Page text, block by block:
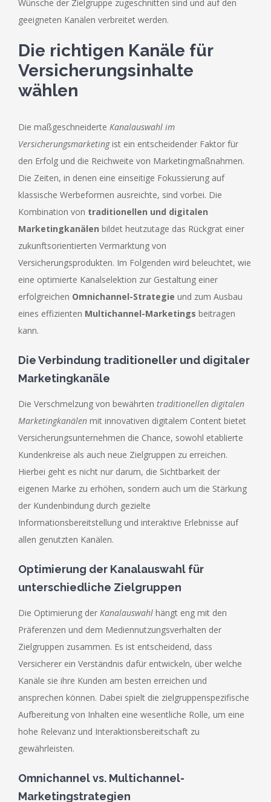
Wünsche der Zielgruppe zugeschnitten sind und auf den
geeigneten Kanälen verbreitet werden.
Die richtigen Kanäle für
Versicherungsinhalte
wählen
Die maßgeschneiderte Kanalauswahl im
Versicherungsmarketingist ein entscheidender Faktor für
den Erfolg und die Reichweite von Marketingmaßnahmen.
Die Zeiten, in denen eine einseitige Fokussierung auf
klassische Werbeformen ausreichte, sind vorbei. Die
Kombination von traditionellen und digitalen
Marketingkanälen bildet heutzutage das Rückgrat einer
zukunftsorientierten Vermarktung von
Versicherungsprodukten. Im Folgenden wird beleuchtet, wie
eine optimierte Kanalselektion zur Gestaltung einer
erfolgreichen Omnichannel-Strategie und zum Ausbau
eines effizienten Multichannel-Marketings beitragen
kann.
Die Verbindung traditioneller und digitaler
Marketingkanäle
Die Verschmelzung von bewährten traditionellen digitalen
Marketingkanälen mit innovativen digitalem Content bietet
Versicherungsunternehmen die Chance, sowohl etablierte
Kundenkreise als auch neue Zielgruppen zu erreichen.
Hierbei geht es nicht nur darum, die Sichtbarkeit der
eigenen Marke zu erhöhen, sondern auch um die Stärkung
der Kundenbindung durch gezielte
Informationsbereitstellung und interaktive Erlebnisse auf
allen genutzten Kanälen.
Optimierung der Kanalauswahl für
unterschiedliche Zielgruppen
Die Optimierung der Kanalauswahl hängt eng mit den
Präferenzen und dem Mediennutzungsverhalten der
Zielgruppen zusammen. Es ist entscheidend, dass
Versicherer ein Verständnis dafür entwickeln, über welche
Kanäle sie ihre Kunden am besten erreichen und
ansprechen können. Dabei spielt die zielgruppenspezifische
Aufbereitung von Inhalten eine wesentliche Rolle, um eine
hohe Relevanz und Interaktionsbereitschaft zu
gewährleisten.
Omnichannel vs. Multichannel-
Marketingstrategien